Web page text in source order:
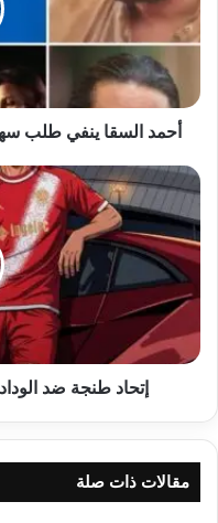
سهام
جلال
المساعدة
قبل
وفاتهاأحمد السقا ينفي طلب
إتحاد
طنجة
ضد
الوداد...
التشكيلة
الرسمية
للمباراة
إتحاد طنجة ضد
مقالات ذات صلة